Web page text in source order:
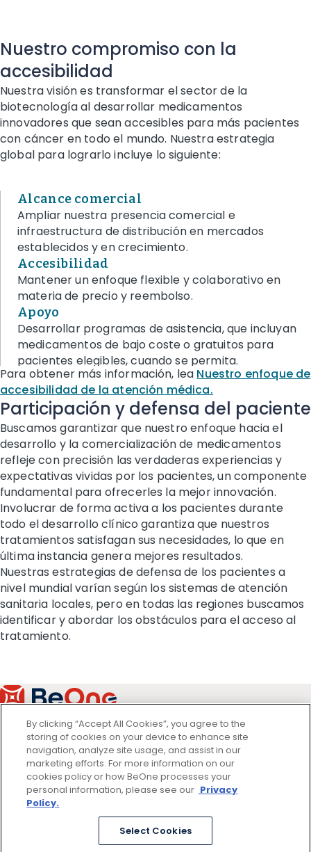
Nuestro compromiso con la
accesibilidad
Nuestra visión es transformar el sector de la
biotecnología al desarrollar medicamentos
innovadores que sean accesibles para más pacientes
con cáncer en todo el mundo. Nuestra estrategia
global para lograrlo incluye lo siguiente:
Alcance comercial
Ampliar nuestra presencia comercial e
infraestructura de distribución en mercados
establecidos y en crecimiento.
Accesibilidad
Mantener un enfoque flexible y colaborativo en
materia de precio y reembolso.
Apoyo
Desarrollar programas de asistencia, que incluyan
medicamentos de bajo coste o gratuitos para
pacientes elegibles, cuando se permita.
Para obtener más información, lea Nuestro enfoque de
accesibilidad de la atención médica.
Participación y defensa del paciente
Buscamos garantizar que nuestro enfoque hacia el
desarrollo y la comercialización de medicamentos
refleje con precisión las verdaderas experiencias y
expectativas vividas por los pacientes, un componente
fundamental para ofrecerles la mejor innovación.
Involucrar de forma activa a los pacientes durante
todo el desarrollo clínico garantiza que nuestros
tratamientos satisfagan sus necesidades, lo que en
última instancia genera mejores resultados.
Nuestras estrategias de defensa de los pacientes a
nivel mundial varían según los sistemas de atención
sanitaria locales, pero en todas las regiones buscamos
identificar y abordar los obstáculos para el acceso al
tratamiento.
Condiciones De Uso
Privacidad
Aviso legal
NASDAQ Investors
HKEX Investors
By clicking “Accept All Cookies”, you agree to the
storing of cookies on your device to enhance site
navigation, analyze site usage, and assist in our
marketing efforts. For more information on our
cookies policy or how BeOne processes your
personal information, please see our Privacy
Policy.
Select Cookies